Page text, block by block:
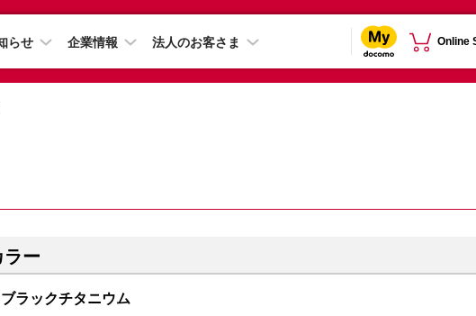
らせ 企業情報 法人のお客さま Online
ー
ラックチタニウム